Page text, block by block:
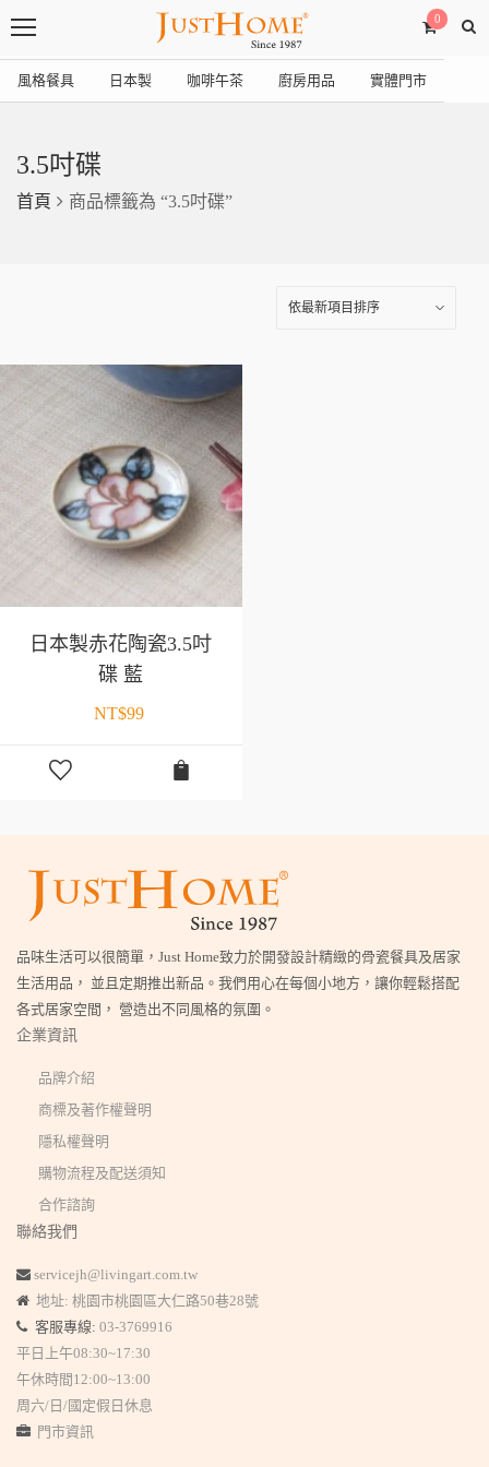
0
風格餐具 日本製 咖啡午茶 廚房用品 實體門市
3.5吋碟
首頁 商品標籤為 “3.5吋碟”
日本製赤花陶瓷3.5吋
碟 藍
NT$99
品味生活可以很簡單，Just Home致力於開發設計精緻的骨瓷餐具及居家
生活用品， 並且定期推出新品。我們用心在每個小地方，讓你輕鬆搭配
各式居家空間， 營造出不同風格的氛圍。
企業資訊
品牌介紹
商標及著作權聲明
隱私權聲明
購物流程及配送須知
合作諮詢
聯絡我們
servicejh@livingart.com.tw
地址: 桃園市桃園區大仁路50巷28號
客服專線: 03-3769916
平日上午08:30~17:30
午休時間12:00~13:00
周六/日/國定假日休息
門市資訊